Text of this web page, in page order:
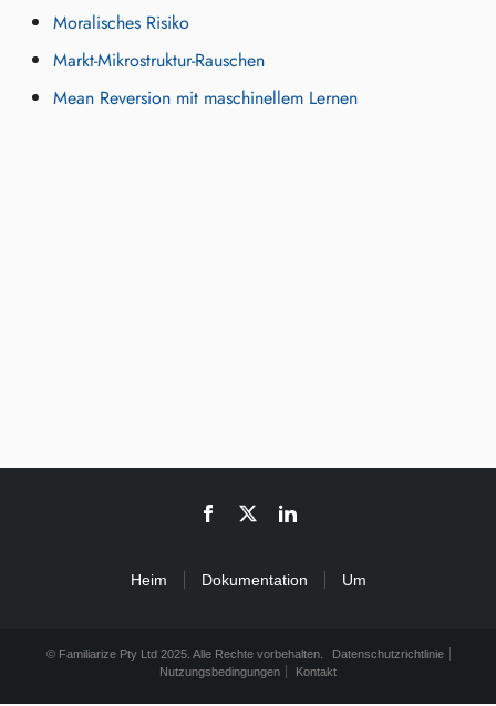
Moralisches Risiko
Markt-Mikrostruktur-Rauschen
Mean Reversion mit maschinellem Lernen
Heim Dokumentation Um
© Familiarize Pty Ltd 2025. Alle Rechte vorbehalten.
Datenschutzrichtlinie
Nutzungsbedingungen
Kontakt